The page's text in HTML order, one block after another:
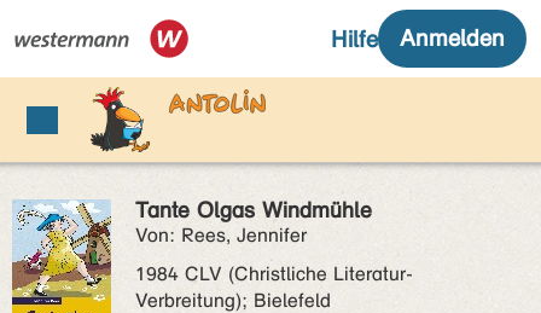
Tante Olgas Windmühle
Von: Rees, Jennifer
1984 CLV (Christliche Literatur-
Verbreitung); Bielefeld